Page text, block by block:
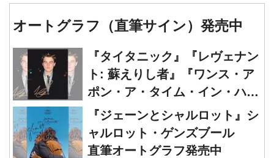
オートグラフ（直筆サイン）発売中
『タイタニック』『レヴェナン
ト: 蘇えりし者』『ワンス・ア
ポン・ア・タイム・イン・ハリ
ウッド』レオナルド・ディカプ
リオ 直筆オートグラフ発売中
『ジェーンとシャルロット』シ
ャルロット・ゲンズブール
直筆オートグラフ発売中